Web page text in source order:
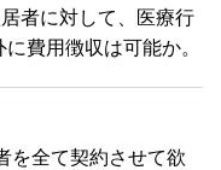
者に対して、医療行
費用徴収は可能か。
全て契約させて欲